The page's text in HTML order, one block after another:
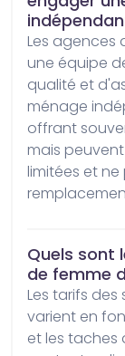
Les agences de nettoyage fournissent souvent
une équipe
qualité et
ménage
offrant
mais
limitées et
Quels sont
de femme
Les tarifs des services de femme de ménage
varient en
et les taches